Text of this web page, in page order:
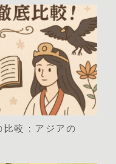
較：アジアの